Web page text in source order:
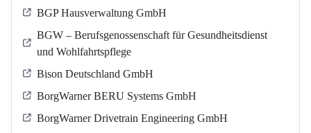
BGP Hausverwaltung GmbH
BGW – Berufsgenossenschaft für Gesundheitsdienst
und Wohlfahrtspflege
Bison Deutschland GmbH
BorgWarner BERU Systems GmbH
BorgWarner Drivetrain Engineering GmbH